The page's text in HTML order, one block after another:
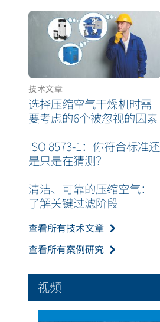
技术文章
选择压缩空气干燥机时需
要考虑的6个被忽视的因素
ISO 8573-1：你符合标准还
是只是在猜测？
清洁、可靠的压缩空气：
了解关键过滤阶段
查看所有技术文章
查看所有案例研究
视频